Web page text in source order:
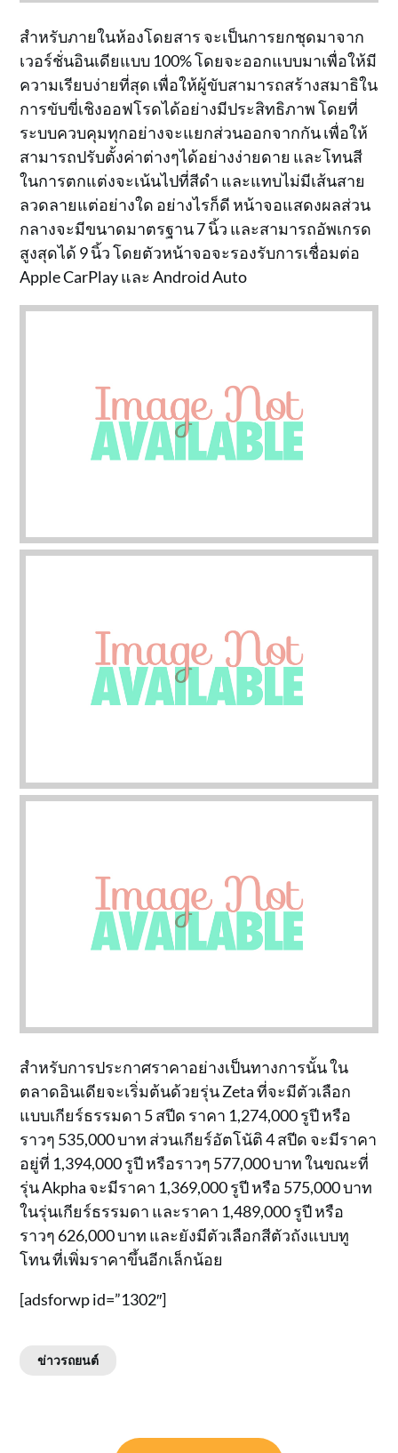
สำหรับภายในห้องโดยสาร จะเป็นการยกชุดมาจาก
เวอร์ชั่นอินเดียแบบ 100% โดยจะออกแบบมาเพื่อให้มี
ความเรียบง่ายที่สุด เพื่อให้ผู้ขับสามารถสร้างสมาธิใน
การขับขี่เชิงออฟโรดได้อย่างมีประสิทธิภาพ โดยที่
ระบบควบคุมทุกอย่างจะแยกส่วนออกจากกัน เพื่อให้
สามารถปรับตั้งค่าต่างๆได้อย่างง่ายดาย และโทนสี
ในการตกแต่งจะเน้นไปที่สีดำ และแทบไม่มีเส้นสาย
ลวดลายแต่อย่างใด อย่างไรก็ดี หน้าจอแสดงผลส่วน
กลางจะมีขนาดมาตรฐาน 7 นิ้ว และสามารถอัพเกรด
สูงสุดได้ 9 นิ้ว โดยตัวหน้าจอจะรองรับการเชื่อมต่อ
Apple CarPlay และ Android Auto
สำหรับการประกาศราคาอย่างเป็นทางการนั้น ใน
ตลาดอินเดียจะเริ่มต้นด้วยรุ่น Zeta ที่จะมีตัวเลือก
แบบเกียร์ธรรมดา 5 สปีด ราคา 1,274,000 รูปี หรือ
ราวๆ 535,000 บาท ส่วนเกียร์อัตโนัติ 4 สปีด จะมีราคา
อยู่ที่ 1,394,000 รูปี หรือราวๆ 577,000 บาท ในขณะที่
รุ่น Akpha จะมีราคา 1,369,000 รูปี หรือ 575,000 บาท
ในรุ่นเกียร์ธรรมดา และราคา 1,489,000 รูปี หรือ
ราวๆ 626,000 บาท และยังมีตัวเลือกสีตัวถังแบบทู
โทน ที่เพิ่มราคาขึ้นอีกเล็กน้อย
[adsforwp id=”1302″]
ข่าวรถยนต์